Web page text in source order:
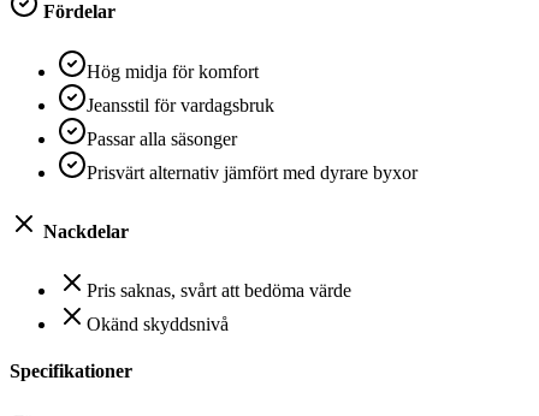
Fördelar
Hög midja för komfort
Jeansstil för vardagsbruk
Passar alla säsonger
Prisvärt alternativ jämfört med dyrare byxor
Nackdelar
Pris saknas, svårt att bedöma värde
Okänd skyddsnivå
Specifikationer